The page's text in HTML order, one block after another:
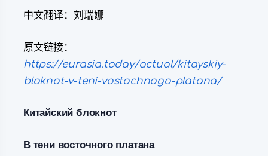
中文翻译：刘瑞娜
原文链接：
https://eurasia.today/actual/kitayskiy-
bloknot-v-teni-vostochnogo-platana/
Китайский блокнот
В тени восточного платана